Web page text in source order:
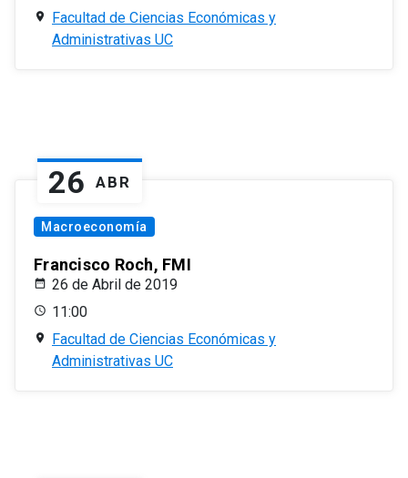
Facultad de Ciencias Económicas y
Administrativas UC
26 ABR
Macroeconomía
Francisco Roch, FMI
26 de Abril de 2019
11:00
Facultad de Ciencias Económicas y
Administrativas UC